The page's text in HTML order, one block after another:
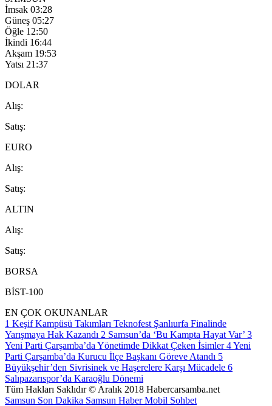
İmsak 03:28
Güneş 05:27
Öğle 12:50
İkindi 16:44
Akşam 19:53
Yatsı 21:37
DOLAR
Alış:
Satış:
EURO
Alış:
Satış:
ALTIN
Alış:
Satış:
BORSA
BİST-100
EN ÇOK OKUNANLAR
1 Keşif Kampüsü Takımları Teknofest Şanlıurfa Finalinde
Yarışmaya Hak Kazandı 2 Samsun’da ‘Bu Kampta Hayat Var’ 3
Yeni Parti Çarşamba’da Yönetimde Dikkat Çeken İsimler 4Yeni
Parti Çarşamba’da Kurucu İlçe Başkanı Göreve Atandı 5
Büyükşehir’den Sivrisinek ve Haşerelere Karşı Mücadele 6
Salıpazarıspor’da Karaoğlu Dönemi
Tüm Hakları Saklıdır © Aralık 2018 Habercarsamba.net
Samsun Son Dakika Samsun HaberMobil Sohbet